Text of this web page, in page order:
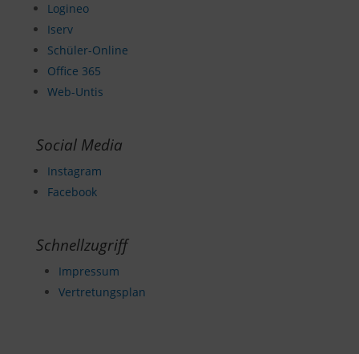
Logineo
Iserv
Schüler-Online
Office 365
Web-Untis
Social Media
Instagram
Facebook
Schnellzugriff
Impressum
Vertretungsplan